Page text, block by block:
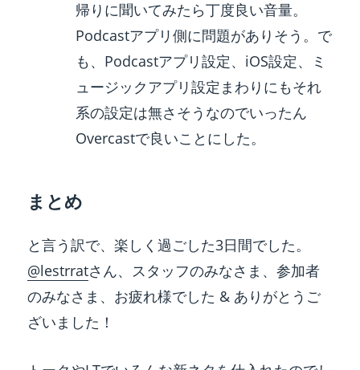
帰りに聞いてみたら丁度良い音量。
Podcastアプリ側に問題がありそう。で
も、Podcastアプリ設定、iOS設定、ミ
ュージックアプリ設定まわりにもそれ
系の設定は無さそうなのでいったん
Overcastで良いことにした。
まとめ
と言う訳で、楽しく過ごした3日間でした。
@lestrratさん、スタッフのみなさま、参加者
のみなさま、お疲れ様でした & ありがとうご
ざいました！